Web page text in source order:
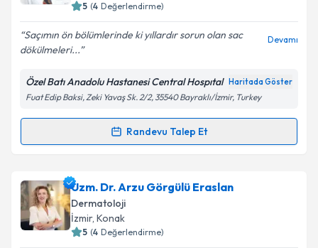
Kişisel verilerimin işlenmesine ilişkin Aydınlatma
Metni'ni okudum ve kişisel verilerimin belirtilen
kapsamda işlenmesini kabul ediyorum.
5 (4 Değerlendirme)
Saçımın ön bölümlerinde ki yıllardır sorun olan sac
dökülmeleri...
Devamı
Özel Batı Anadolu Hastanesi Central Hospıtal Haritada Göster
Fuat Edip Baksi, Zeki Yavaş Sk. 2/2, 35540 Bayraklı/İzmir, Turkey
Randevu Talep Et
Randevu Takvimi Talebi
Uzm. Dr. Gülcan Yıldırımcılar için randevu takvimi
talebi oluşturun. Size bu uzmandan randevu almanız
için bir takvim hazırlandığında e-posta ile
bilgilendireceğiz.
Uzm. Dr. Arzu Görgülü Eraslan
Dermatoloji
İzmir, Konak
5 (4 Değerlendirme)